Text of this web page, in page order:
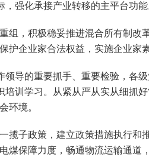
强化承接产业转移的主平台功能
，积极稳妥推进混合所有制改
企业家合法权益，实施企业家
导的重要抓手、重要检验，各
训学习。从紧从严从实从细抓
环境。
子政策，建立政策措施执行和
保障力度，畅通物流运输通道